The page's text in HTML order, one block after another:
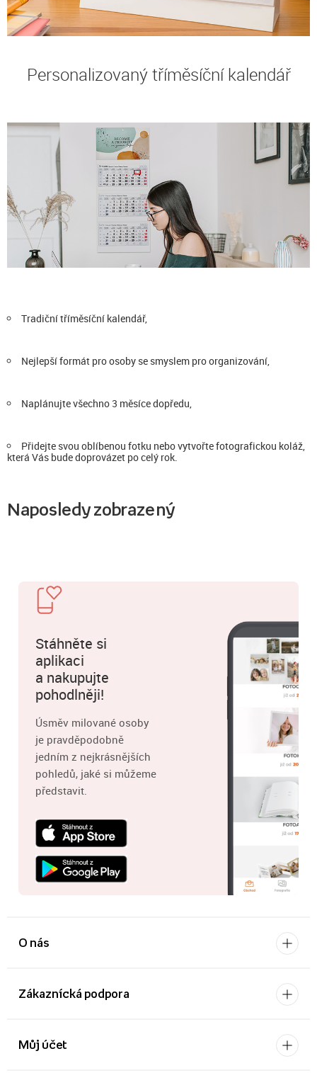
Personalizovaný tříměsíční kalendář
Tradiční tříměsíční kalendář,
Nejlepší formát pro osoby se smyslem pro organizování,
Naplánujte všechno 3 měsíce dopředu,
Přidejte svou oblíbenou fotku nebo vytvořte fotografickou koláž,
která Vás bude doprovázet po celý rok.
Naposledy zobrazený
Stáhněte si
aplikaci
a nakupujte
pohodlněji!
Úsměv milované osoby
je pravděpodobně
jedním z nejkrásnějších
pohledů, jaké si můžeme
představit.
O nás
Zákaznícká podpora
Můj účet